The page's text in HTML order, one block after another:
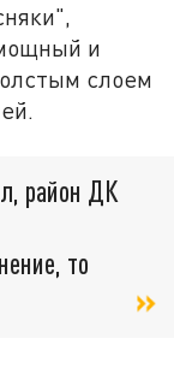
и
слоем
район ДК
то